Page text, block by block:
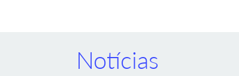
Notícias